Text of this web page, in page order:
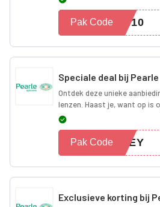
OM10
Pak Code
Speciale deal bij Pearle
Ontdek deze unieke
lenzen. Haast je, want op is
ESEY
Pak Code
Exclusieve korting bij